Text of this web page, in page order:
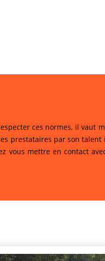
ces normes, il vaut
prestataires par son talent
vous mettre en contact